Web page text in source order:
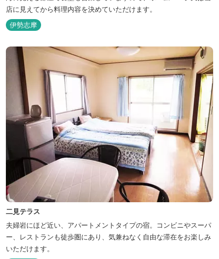
店に見えてから料理内容を決めていただけます。
伊勢志摩
二見テラス
夫婦岩にほど近い、アパートメントタイプの宿。コンビニやスーパ
ー、レストランも徒歩圏にあり、気兼ねなく自由な滞在をお楽しみ
いただけます。